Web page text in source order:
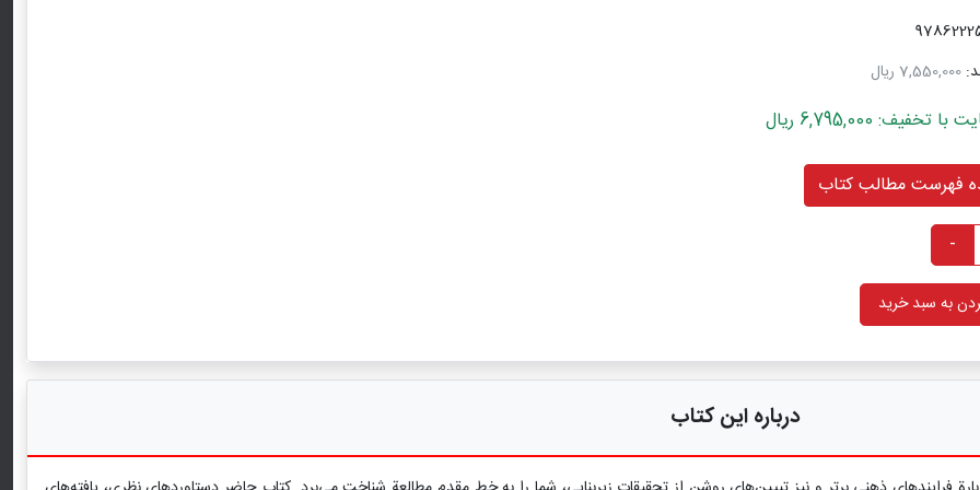
7,550,000 ریال
6,795,000 ریال
فهرست مطالب کتاب
-
به سبد خرید
درباره این کتاب